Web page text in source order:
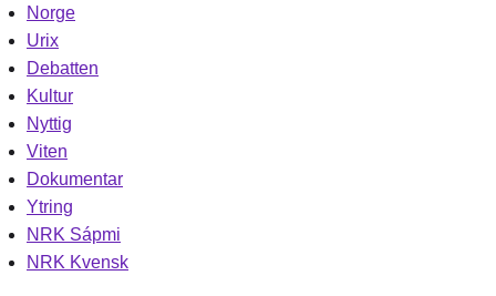
Norge
Urix
Debatten
Kultur
Nyttig
Viten
Dokumentar
Ytring
NRK Sápmi
NRK Kvensk